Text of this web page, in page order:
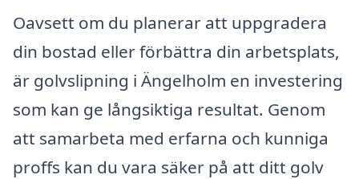
Oavsett om du planerar att uppgradera
din bostad eller förbättra din arbetsplats,
är golvslipning i Ängelholm en investering
som kan ge långsiktiga resultat. Genom
att samarbeta med erfarna och kunniga
proffs kan du vara säker på att ditt golv